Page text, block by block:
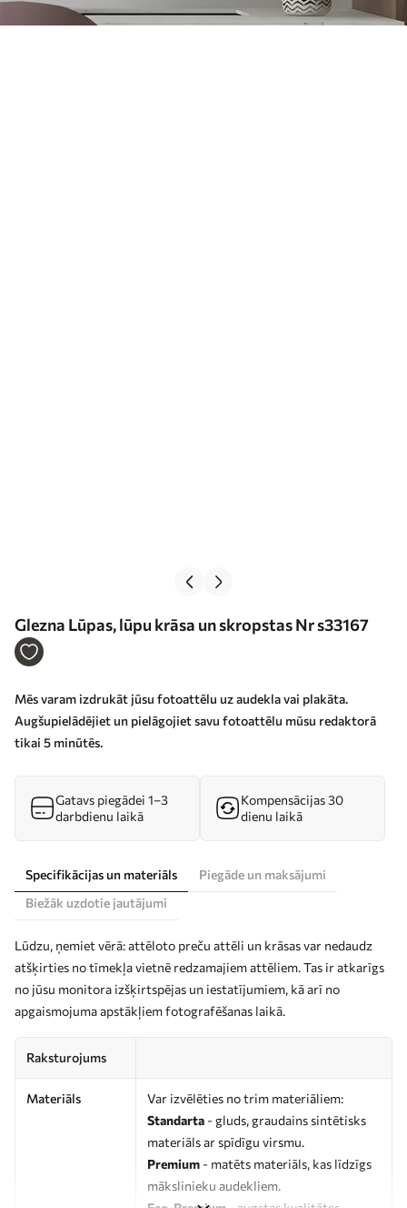
Glezna Lūpas, lūpu krāsa un skropstas Nr s33167
Mēs varam izdrukāt jūsu fotoattēlu uz audekla vai plakāta.
Augšupielādējiet un pielāgojiet savu fotoattēlu mūsu redaktorā
tikai 5 minūtēs.
Gatavs piegādei 1–3
darbdienu laikā
Kompensācijas 30
dienu laikā
Specifikācijas un materiāls
Piegāde un maksājumi
Biežāk uzdotie jautājumi
Lūdzu, ņemiet vērā: attēloto preču attēli un krāsas var nedaudz
atšķirties no tīmekļa vietnē redzamajiem attēliem. Tas ir atkarīgs
no jūsu monitora izšķirtspējas un iestatījumiem, kā arī no
apgaismojuma apstākļiem fotografēšanas laikā.
Raksturojums
Materiāls
Var izvēlēties no trim materiāliem:
Standarta - gluds, graudains sintētisks
materiāls ar spīdīgu virsmu.
Premium - matēts materiāls, kas līdzīgs
mākslinieku audekliem.